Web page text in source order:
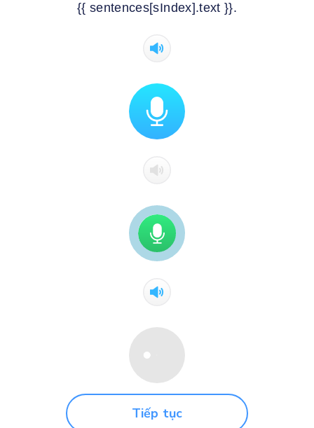
{{ sentences[sIndex].text }}.
Tiếp tục